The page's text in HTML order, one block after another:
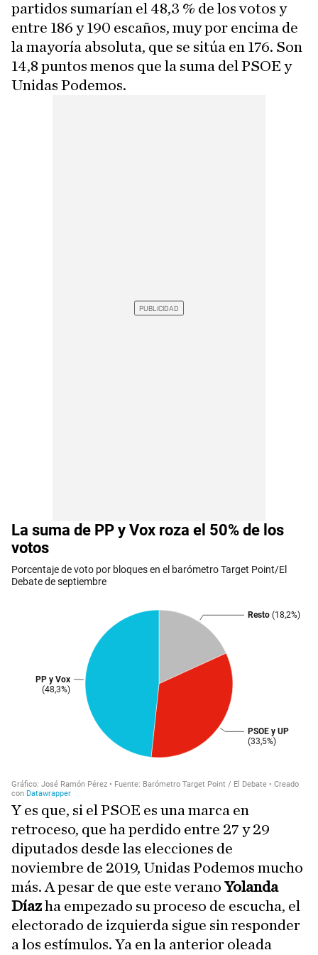
partidos sumarían el 48,3 % de los votos y
entre 186 y 190 escaños, muy por encima de
la mayoría absoluta, que se sitúa en 176. Son
14,8 puntos menos que la suma del PSOE y
Unidas Podemos.
Y es que, si el PSOE es una marca en
retroceso, que ha perdido entre 27 y 29
diputados desde las elecciones de
noviembre de 2019, Unidas Podemos mucho
más. A pesar de que este verano Yolanda
Díazha empezado su proceso de escucha, el
electorado de izquierda sigue sin responder
a los estímulos. Ya en la anterior oleada